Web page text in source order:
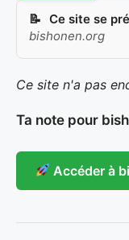
Ce site se
bishonen.org
Ce site n'a pas
Ta note pour
Accéder à